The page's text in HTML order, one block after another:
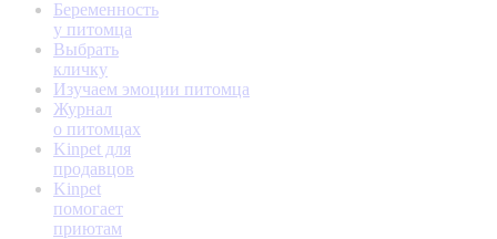
Беременность
у питомца
Выбрать
кличку
Изучаем эмоции питомца
Журнал
о питомцах
Kinpet для
продавцов
Kinpet
помогает
приютам